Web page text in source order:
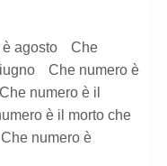
agosto
Che
Che numero è
Che numero è il
è il morto che
Che numero è